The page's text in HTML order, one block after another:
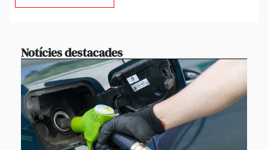
Notícies destacades